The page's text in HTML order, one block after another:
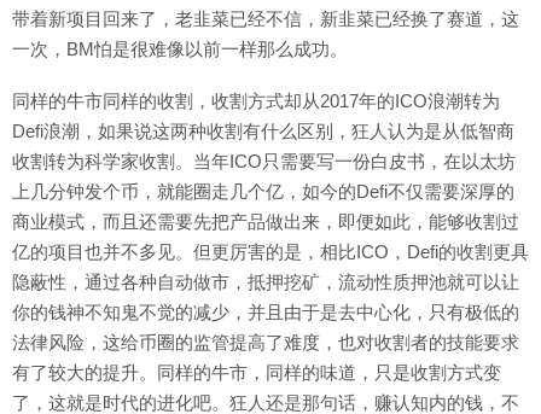
带着新项目回来了，老韭菜已经不信，新韭菜已经换了赛道，这
一次，BM怕是很难像以前一样那么成功。
同样的牛市同样的收割，收割方式却从2017年的ICO浪潮转为
Defi浪潮，如果说这两种收割有什么区别，狂人认为是从低智商
收割转为科学家收割。当年ICO只需要写一份白皮书，在以太坊
上几分钟发个币，就能圈走几个亿，如今的Defi不仅需要深厚的
商业模式，而且还需要先把产品做出来，即便如此，能够收割过
亿的项目也并不多见。但更厉害的是，相比ICO，Defi的收割更具
隐蔽性，通过各种自动做市，抵押挖矿，流动性质押池就可以让
你的钱神不知鬼不觉的减少，并且由于是去中心化，只有极低的
法律风险，这给币圈的监管提高了难度，也对收割者的技能要求
有了较大的提升。同样的牛市，同样的味道，只是收割方式变
了，这就是时代的进化吧。狂人还是那句话，赚认知内的钱，不